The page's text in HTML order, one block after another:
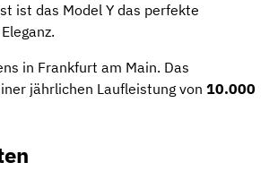
ist das Model Y das perfekte
in Frankfurt am Main. Das
jährlichen Laufleistung von 10.000